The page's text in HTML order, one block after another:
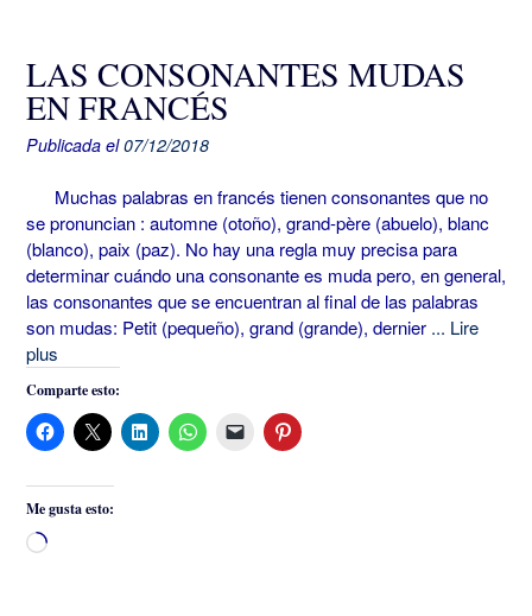
LAS CONSONANTES MUDAS
EN FRANCÉS
Publicada el07/12/2018
Muchas palabras en francés tienen consonantes que no
se pronuncian : automne (otoño), grand-père (abuelo), blanc
(blanco), paix (paz). No hay una regla muy precisa para
determinar cuándo una consonante es muda pero, en general,
las consonantes que se encuentran al final de las palabras
son mudas: Petit (pequeño), grand (grande), dernier ... Lire
plus
Comparte esto:
Me gusta esto:
Cargando...